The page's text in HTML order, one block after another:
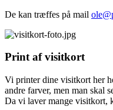
De kan træffes på mail
Print af visitkort
Vi printer dine visitkort her
andre farver, men man skal
Da vi laver mange visitkort,